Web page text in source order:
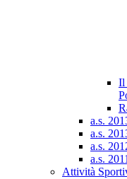
Il
a.s.
a.s.
a.s.
a.s.
Attività